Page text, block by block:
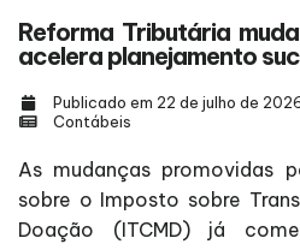
Reforma Tributária
acelera planejamento
Publicado em 22 de julho de
Contábeis
As mudanças promovidas
sobre o Imposto sobre
Doação (ITCMD) já